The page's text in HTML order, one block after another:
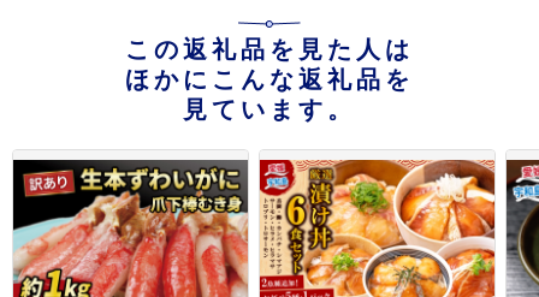
この返礼品を見た人は
ほかにこんな返礼品を
見ています。